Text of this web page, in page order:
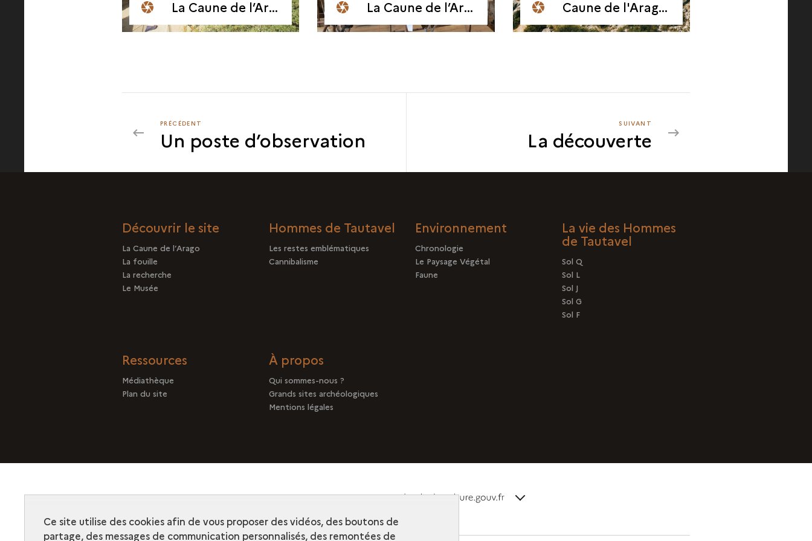
La Caune de l’Arago en 1990 La Caune de l’Arago en 2017 Caune de l'Arago vue du ciel
PRÉCÉDENT
LA
DÉCOUVERTE
PRÉCÉDENT
Un poste d’observation
SUIVANT
LA
SUIVANT
La découverte
Découvrir le site
La Caune de l’Arago
La fouille
La recherche
Le Musée
Hommes de Tautavel
Les restes emblématiques
Cannibalisme
Environnement
Chronologie
Le Paysage Végétal
Faune
La vie des Hommes
de Tautavel
Sol Q
Sol L
Sol J
Sol G
Sol F
Ressources
Médiathèque
Plan du site
À propos
Qui sommes-nous ?
Grands sites archéologiques
Mentions légales
Découvrir la collection terms_trans.bandeau_cutlure.archeo
Ce site utilise des cookies afin de vous proposer des vidéos, des boutons de
partage, des messages de communication personnalisés, des remontées de